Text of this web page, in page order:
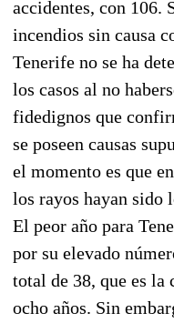
accidentes, con 106.
incendios sin causa
Tenerife no se ha
los casos al no
fidedignos que
se poseen causas
el momento es que
los rayos hayan sido
El peor año para
por su elevado
total de 38, que es
ocho años. Sin